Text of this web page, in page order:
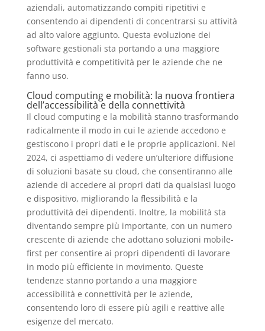
aziendali, automatizzando compiti ripetitivi e
consentendo ai dipendenti di concentrarsi su attività
ad alto valore aggiunto. Questa evoluzione dei
software gestionali sta portando a una maggiore
produttività e competitività per le aziende che ne
fanno uso.
Cloud computing e mobilità: la nuova frontiera
dell’accessibilità e della connettività
Il cloud computing e la mobilità stanno trasformando
radicalmente il modo in cui le aziende accedono e
gestiscono i propri dati e le proprie applicazioni. Nel
2024, ci aspettiamo di vedere un’ulteriore diffusione
di soluzioni basate su cloud, che consentiranno alle
aziende di accedere ai propri dati da qualsiasi luogo
e dispositivo, migliorando la flessibilità e la
produttività dei dipendenti. Inoltre, la mobilità sta
diventando sempre più importante, con un numero
crescente di aziende che adottano soluzioni mobile-
first per consentire ai propri dipendenti di lavorare
in modo più efficiente in movimento. Queste
tendenze stanno portando a una maggiore
accessibilità e connettività per le aziende,
consentendo loro di essere più agili e reattive alle
esigenze del mercato.